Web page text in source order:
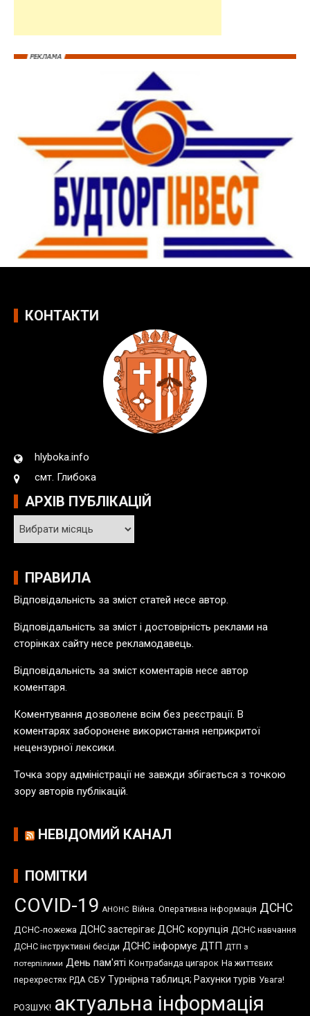
КОНТАКТИ
hlyboka.info
смт. Глибока
АРХІВ ПУБЛІКАЦІЙ
А
р
і
п
у
б
і
к
ПРАВИЛА
Відповідальність за зміст статей несе автор.
Відповідальність за зміст і достовірність реклами на
сторінках сайту несе рекламодавець.
Відповідальність за зміст коментарів несе автор
коментаря.
Коментування дозволене всім без реєстрації. В
коментарях заборонене використання неприкритої
нецензурної лексики.
Точка зору адміністрації не завжди збігається з точкою
зору авторів публікацій.
НЕВІДОМИЙ КАНАЛ
ПОМІТКИ
COVID-19 АНОНС Війна. Оперативна інформація ДСНС
ДСНС-пожежа ДСНС застерігає ДСНС корупція ДСНС навчання
ДСНС інструктивні бесіди ДСНС інформує ДТП ДТП з
потерпілими День пам'яті Контрабанда цигарок На життєвих
перехрестях РДА СБУ Турнірна таблиця; Рахунки турів Увага!
РОЗШУК! актуальна інформація